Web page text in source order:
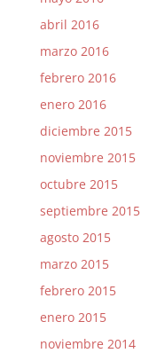
abril 2016
marzo 2016
febrero 2016
enero 2016
diciembre 2015
noviembre 2015
octubre 2015
septiembre 2015
agosto 2015
marzo 2015
febrero 2015
enero 2015
noviembre 2014